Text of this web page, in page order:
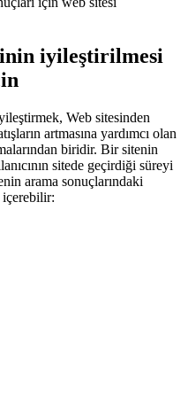
iyileştirilmesi
Web sitesinden
artmasına yardımcı olan
biridir. Bir sitenin
sitede geçirdiği süreyi
arama sonuçlarındaki
içerebilir: